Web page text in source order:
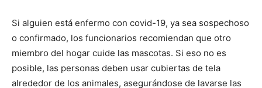
Si alguien está enfermo con covid-19, ya sea sospechoso
o confirmado, los funcionarios recomiendan que otro
miembro del hogar cuide las mascotas. Si eso no es
posible, las personas deben usar cubiertas de tela
alrededor de los animales, asegurándose de lavarse las